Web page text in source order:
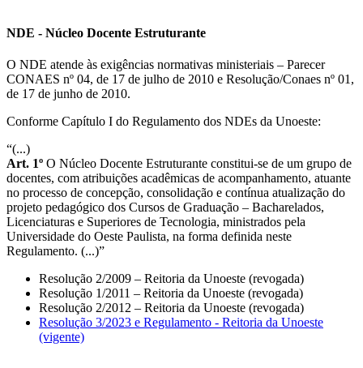
NDE - Núcleo Docente Estruturante
O NDE atende às exigências normativas ministeriais – Parecer
CONAES nº 04, de 17 de julho de 2010 e Resolução/Conaes nº 01,
de 17 de junho de 2010.
Conforme Capítulo I do Regulamento dos NDEs da Unoeste:
“(...)
Art. 1º O Núcleo Docente Estruturante constitui-se de um grupo de
docentes, com atribuições acadêmicas de acompanhamento, atuante
no processo de concepção, consolidação e contínua atualização do
projeto pedagógico dos Cursos de Graduação – Bacharelados,
Licenciaturas e Superiores de Tecnologia, ministrados pela
Universidade do Oeste Paulista, na forma definida neste
Regulamento. (...)”
Resolução 2/2009 – Reitoria da Unoeste (revogada)
Resolução 1/2011 – Reitoria da Unoeste (revogada)
Resolução 2/2012 – Reitoria da Unoeste (revogada)
Resolução 3/2023 e Regulamento - Reitoria da Unoeste
(vigente)